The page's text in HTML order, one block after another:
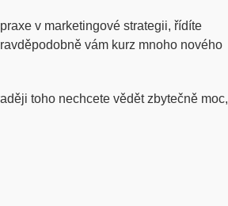
v marketingové strategii, řídíte
vám kurz mnoho nového
toho nechcete vědět zbytečně moc,